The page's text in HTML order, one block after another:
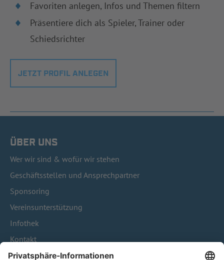
Favoriten anlegen, Infos und Themen filtern
Präsentiere dich als Spieler, Trainer oder
Schiedsrichter
JETZT PROFIL ANLEGEN
ÜBER UNS
Wer wir sind & wofür wir stehen
Geschäftsstellen und Ansprechpartner
Sponsoring
Vereinsunterstützung
Infothek
Kontakt